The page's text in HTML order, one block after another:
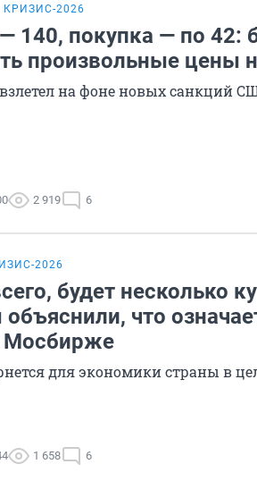
КРИЗИС-2026
140, покупка — по 42:
произвольные цены
на фоне новых санкций
2 919 6
2026
будет несколько
что
Мосбирже
для экономики страны в
1 658 6